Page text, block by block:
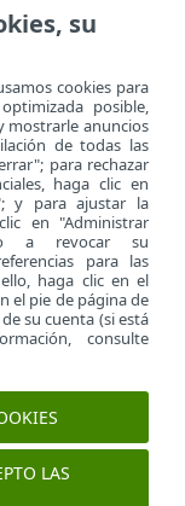
del usuario
de los
con el
te
de
de tener
su
cookies para
posible,
mostrarle anuncios
de todas las
para rechazar
haga clic en
y para ajustar la
en "Administrar
a revocar su
para las
haga clic en el
el pie de página de
su cuenta (si está
consulte
LAS